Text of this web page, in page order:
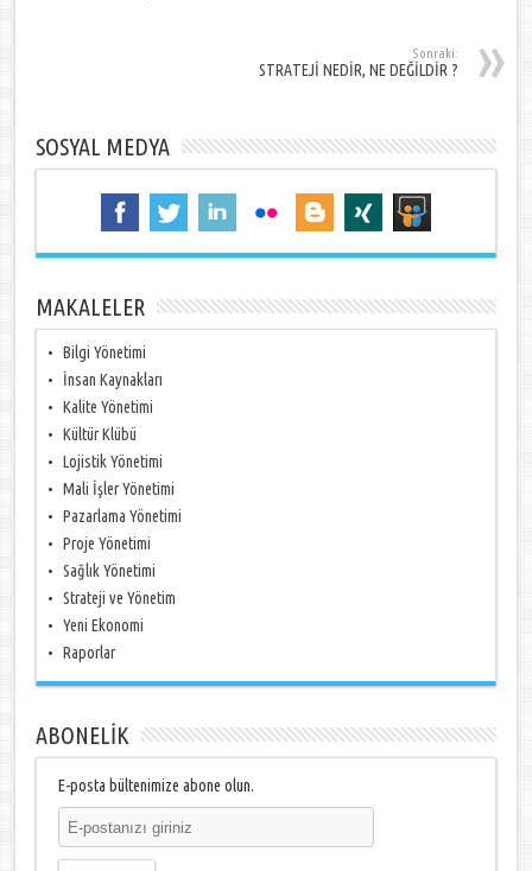
Sonraki:
STRATEJİ NEDİR, NE DEĞİLDİR ?
SOSYAL MEDYA
MAKALELER
Bilgi Yönetimi
İnsan Kaynakları
Kalite Yönetimi
Kültür Klübü
Lojistik Yönetimi
Mali İşler Yönetimi
Pazarlama Yönetimi
Proje Yönetimi
Sağlık Yönetimi
Strateji ve Yönetim
Yeni Ekonomi
Raporlar
ABONELİK
E-posta bültenimize abone olun.